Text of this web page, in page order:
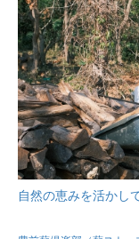
自然の恵みを活かし